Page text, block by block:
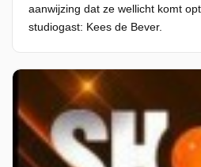
aanwijzing dat ze wellicht komt
studiogast: Kees de Bever.